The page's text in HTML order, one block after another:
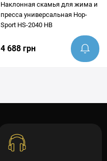
Наклонная скамья для жима и
пресса универсальная Hop-
Sport HS-2040 HB
4 688 грн